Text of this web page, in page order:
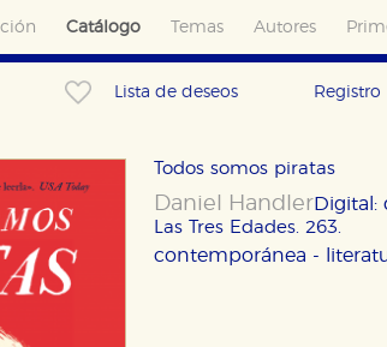
Catálogo Temas Autores
Lista de deseos Registro
Todos somos piratas
Daniel Handler
Las Tres Edades. 263.
Digital:
contemporánea -